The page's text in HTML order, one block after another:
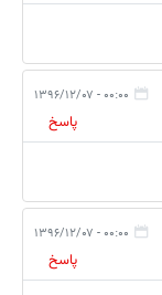
۰۰:۰۰ - ۱۳۹۶/۱۲/۰۷
پاسخ
۰۰:۰۰ - ۱۳۹۶/۱۲/۰۷
پاسخ